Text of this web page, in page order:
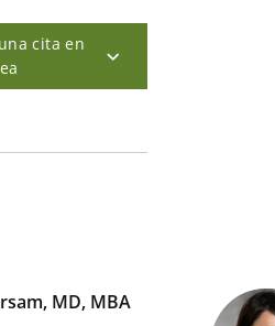
cita en
MD, MBA